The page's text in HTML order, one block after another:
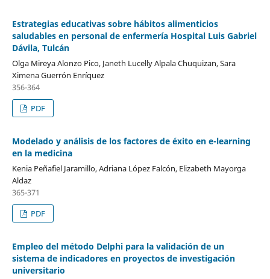
Estrategias educativas sobre hábitos alimenticios
saludables en personal de enfermería Hospital Luis Gabriel
Dávila, Tulcán
Olga Mireya Alonzo Pico, Janeth Lucelly Alpala Chuquizan, Sara
Ximena Guerrón Enríquez
356-364
PDF
Modelado y análisis de los factores de éxito en e-learning
en la medicina
Kenia Peñafiel Jaramillo, Adriana López Falcón, Elizabeth Mayorga
Aldaz
365-371
PDF
Empleo del método Delphi para la validación de un
sistema de indicadores en proyectos de investigación
universitario